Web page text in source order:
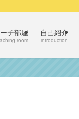
チ部屋
room
自己紹介
introduction